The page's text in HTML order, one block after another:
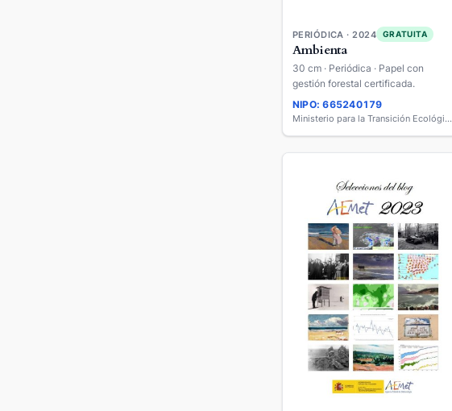
PERIÓDICA · 2024 GRATUITA
Ambienta
30 cm · Periódica · Papel con
gestión forestal certificada.
NIPO: 665240179
Ministerio para la Transición Ecológica y el Reto Demográfico